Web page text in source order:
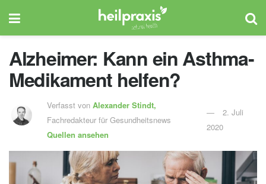
Alzheimer: Kann ein Asthma-
Medikament helfen?
Verfasst von Alexander Stindt,
Fachredakteur für Gesundheitsnews
Quellen ansehen
2. Juli
2020